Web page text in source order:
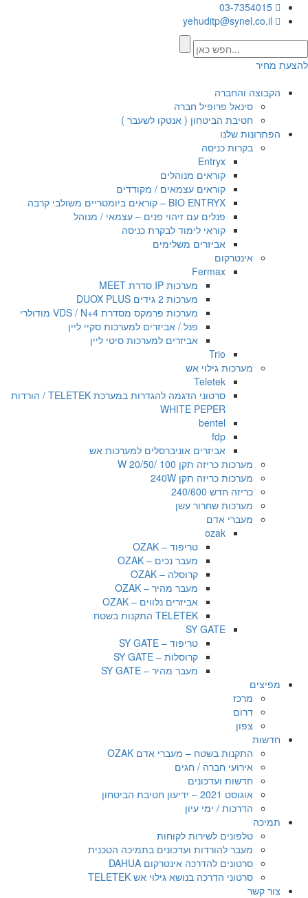
להצעת מחיר
הקבוצה והחברה
סינאל פרופיל חברה
חטיבת הביטחון ( אנטקו לשעבר )
הפתרונות שלנו
בקרות כניסה
Entryx
קוראים מנוהלים
קוראים עצמאים / מקודדים
BIO ENTRYX – קוראים ביומטריים משולבי קרבה
פנלים עם זיהוי פנים – עצמאי / מנוהל
קוראי לימוד לבקרת כניסה
אביזרים משלימים
אינטרקום
Fermax
מערכות IP סדרת MEET
מערכות 2 גידים DUOX PLUS
מערכות פרמקס מסדרת VDS / N+4 מודולרי
פנל / אביזרים למערכות סקיי ליין
אביזרים למערכות סיטי ליין
Trio
מערכות גילוי אש
Teletek
סרטוני הדגמה להגדרות במערכת TELETEK / הורדות
WHITE PEPER
bentel
fdp
אביזרים אוניברסלים למערכות אש
מערכות כריזה תקן 100 /20/50 W
מערכות כריזה תקן 240W
כריזה חדש 240/600
מערכות שחרור עשן
מעברי אדם
ozak
טריפוד – OZAK
מעבר נכים – OZAK
קרוסלה – OZAK
מעבר מהיר – OZAK
אביזרים נלווים – OZAK
TELETEK התקנות בשטח
SY GATE
טריפוד – SY GATE
קרוסלות – SY GATE
מעבר מהיר – SY GATE
מפיצים
מרכז
דרום
צפון
חדשות
התקנות בשטח – מעברי אדם OZAK
אירועי חברה / חגים
חדשות ועדכונים
אוגוסט 2021 – ידיעון חטיבת הביטחון
הדרכות / ימי עיון
תמיכה
טלפונים לשירות לקוחות
מעבר להורדות ועדכונים בתמיכה הטכנית
סרטונים להדרכה אינטרקום DAHUA
סרטוני הדרכה בנושא גילוי אש TELETEK
צור קשר